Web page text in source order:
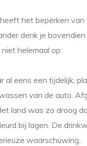
het beperken
denk je
helemaal op.
al eens een tijdelijk,
van de auto.
land was zo droog
bij lagen. De
waarschuwing.